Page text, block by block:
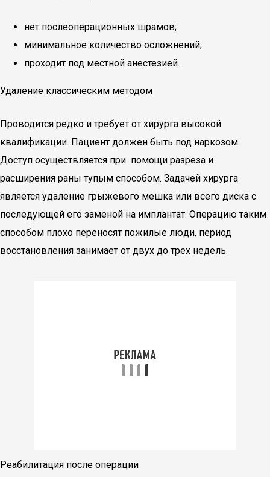
нет послеоперационных шрамов;
минимальное количество осложнений;
проходит под местной анестезией.
Удаление классическим методом
Проводится редко и требует от хирурга высокой
квалификации. Пациент должен быть под наркозом.
Доступ осуществляется при помощи разреза и
расширения раны тупым способом. Задачей хирурга
является удаление грыжевого мешка или всего диска с
последующей его заменой на имплантат. Операцию таким
способом плохо переносят пожилые люди, период
восстановления занимает от двух до трех недель.
Реабилитация после операции